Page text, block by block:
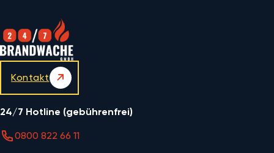
Kontakt
24/7 Hotline (gebührenfrei)
0800 822 66 11